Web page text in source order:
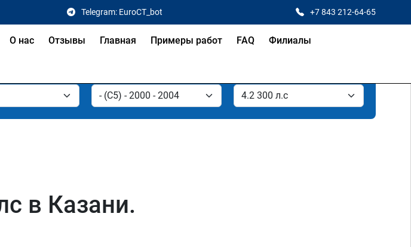
Telegram: EuroCT_bot +7 843 212-64-65
О нас Отзывы Главная Примеры работ FAQ Филиалы
в Казани.